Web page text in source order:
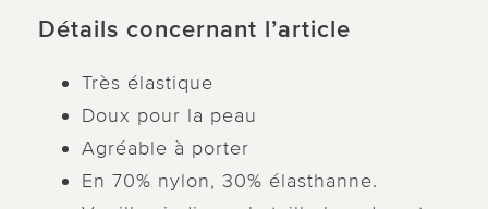
Détails concernant l’article
Très élastique
Doux pour la peau
Agréable à porter
En 70% nylon, 30% élasthanne.